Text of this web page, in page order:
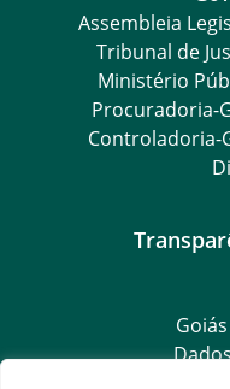
Assembleia
Tribunal de
Ministério
Procuradoria-
Controladoria-